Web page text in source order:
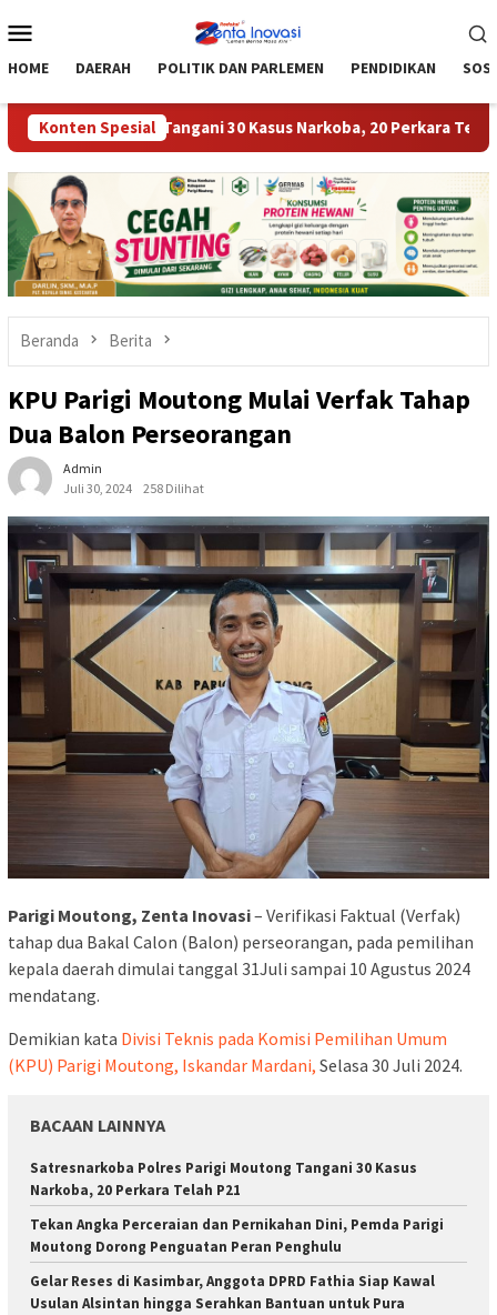
ke
Mobile
HOME DAERAH POLITIK DAN PARLEMEN PENDIDIKAN
Konten Spesial
Moutong Tangani 30 Kasus Narkoba, 20 Perkara Telah P21
Beranda Berita
KPU Parigi Moutong Mulai Verfak Tahap
Dua Balon Perseorangan
Admin
Juli 30, 2024
258 Dilihat
Parigi Moutong, Zenta Inovasi– Verifikasi Faktual (Verfak)
tahap dua Bakal Calon (Balon) perseorangan, pada pemilihan
kepala daerah dimulai tanggal 31Juli sampai 10 Agustus 2024
mendatang.
Demikian kata Divisi Teknis pada Komisi Pemilihan Umum
(KPU) Parigi Moutong, Iskandar Mardani, Selasa 30 Juli 2024.
BACAAN LAINNYA
Satresnarkoba Polres Parigi Moutong Tangani 30 Kasus
Narkoba, 20 Perkara Telah P21
Tekan Angka Perceraian dan Pernikahan Dini, Pemda Parigi
Moutong Dorong Penguatan Peran Penghulu
Gelar Reses di Kasimbar, Anggota DPRD Fathia Siap Kawal
Usulan Alsintan hingga Serahkan Bantuan untuk Pura